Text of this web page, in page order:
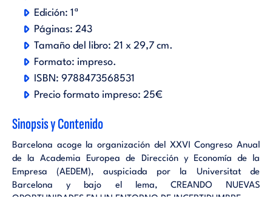
Edición: 1ª
Páginas: 243
Tamaño del libro: 21 x 29,7 cm.
Formato: impreso.
ISBN: 9788473568531
Precio formato impreso: 25€
Sinopsis y Contenido
Barcelona acoge la organización del XXVI Congreso Anual
de la Academia Europea de Dirección y Economía de la
Empresa (AEDEM), auspiciada por la Universitat de
Barcelona y bajo el lema, CREANDO NUEVAS